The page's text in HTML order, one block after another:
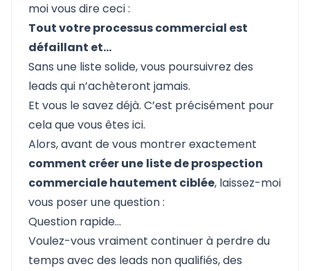
moi vous dire ceci :
Tout votre processus commercial est
défaillant et…
Sans une liste solide, vous poursuivrez des
leads qui n’achèteront jamais.
Et vous le savez déjà. C’est précisément pour
cela que vous êtes ici.
Alors, avant de vous montrer exactement
comment créer une liste de prospection
commerciale hautement ciblée, laissez-moi
vous poser une question :
Question rapide...
Voulez-vous vraiment continuer à perdre du
temps avec des leads non qualifiés, des